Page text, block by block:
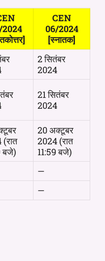
CEN
06/2024
[स्नातक]
2 सितंबर
2024
21 सितंबर
2024
बजे)
20 अक्टूबर
2024 (रात
11:59 बजे)
—
—